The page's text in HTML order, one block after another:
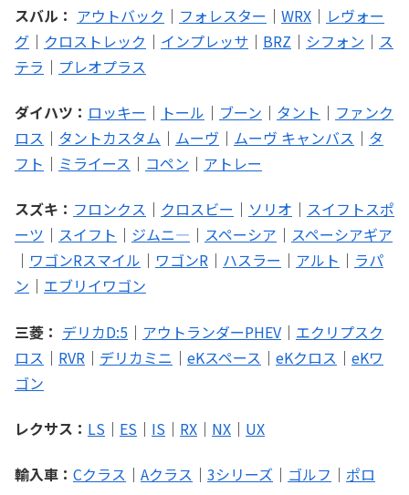
スバル： アウトバック ｜ フォレスター ｜ WRX ｜ レヴォー
グ ｜ クロストレック ｜ インプレッサ ｜ BRZ ｜ シフォン ｜ ス
テラ ｜ プレオプラス
ダイハツ： ロッキー ｜ トール ｜ ブーン ｜ タント ｜ ファンク
ロス ｜ タントカスタム ｜ ムーヴ ｜ ムーヴ キャンバス ｜ タ
フト ｜ ミライース ｜ コペン ｜ アトレー
スズキ： フロンクス ｜ クロスビー ｜ ソリオ ｜ スイフトスポ
ーツ ｜ スイフト ｜ ジムニ― ｜ スペーシア ｜ スペーシアギア
｜ ワゴンRスマイル ｜ ワゴンR ｜ ハスラー ｜ アルト ｜ ラパ
ン ｜ エブリイワゴン
三菱： デリカD:5 ｜ アウトランダーPHEV ｜ エクリプスク
ロス ｜ RVR ｜ デリカミニ ｜ eKスペース ｜ eKクロス ｜ eKワ
ゴン
レクサス： LS ｜ ES ｜ IS ｜ RX ｜ NX ｜ UX
輸入車： Cクラス ｜ Aクラス ｜ 3シリーズ ｜ ゴルフ ｜ ポロ